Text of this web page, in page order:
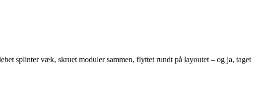
splinter væk, skruet moduler sammen, flyttet rundt på layoutet – og ja, taget